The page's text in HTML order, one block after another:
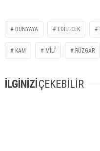
DÜNYAYA EDİLECEK
KAM MİLİ RÜZGAR
İLGİNİZİÇEKEBİLİR